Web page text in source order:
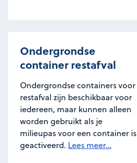
Ondergrondse
container restafval
Ondergrondse containers voor
restafval zijn beschikbaar voor
iedereen, maar kunnen alleen
worden gebruikt als je
milieupas voor een container is
geactiveerd. Lees meer...